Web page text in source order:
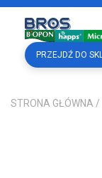
PRZEJDŹ DO
STRONA GŁÓWNA /